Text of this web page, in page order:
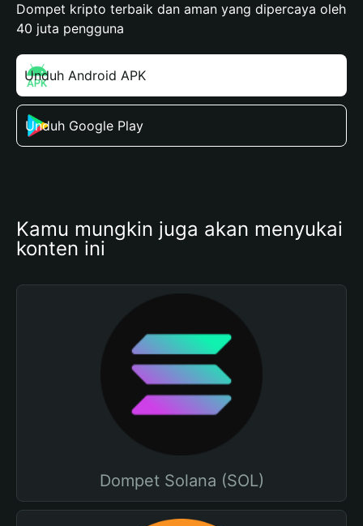
Dompet kripto terbaik dan aman yang dipercaya oleh
40 juta pengguna
Unduh Android APK
Unduh Google Play
Kamu mungkin juga akan menyukai
konten ini
Dompet Solana (SOL)